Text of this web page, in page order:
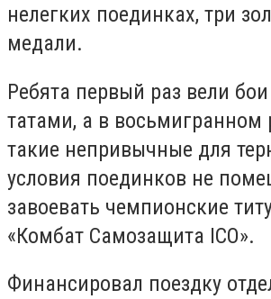
нелегких поединках, три
медали.
Ребята первый раз вели
татами, а в восьмигранном
такие непривычные для
условия поединков не
завоевать чемпионские
«Комбат Самозащита ICO».
Финансировал поездку